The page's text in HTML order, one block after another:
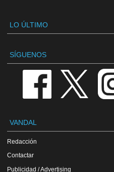
LO ÚLTIMO
SÍGUENOS
VANDAL
Redacción
Contactar
Publicidad / Advertising